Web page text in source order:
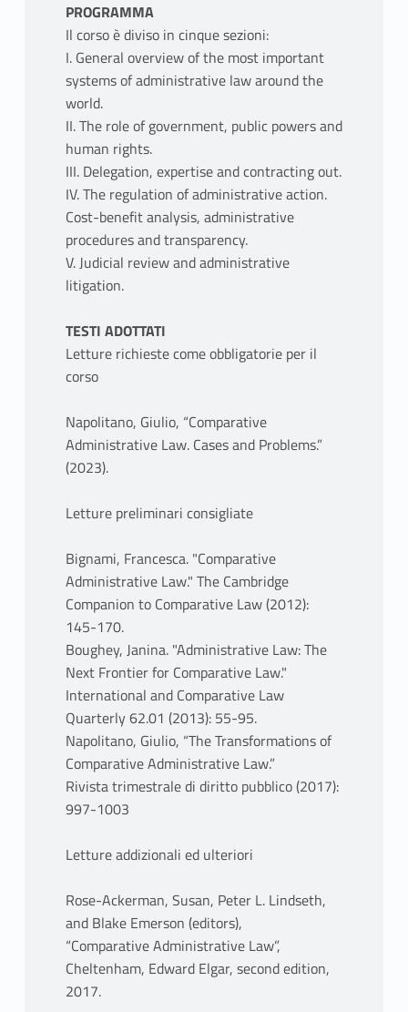
PROGRAMMA
Il corso è diviso in cinque sezioni:
I. General overview of the most important
systems of administrative law around the
world.
II. The role of government, public powers and
human rights.
III. Delegation, expertise and contracting out.
IV. The regulation of administrative action.
Cost-benefit analysis, administrative
procedures and transparency.
V. Judicial review and administrative
litigation.
TESTI ADOTTATI
Letture richieste come obbligatorie per il
corso
Napolitano, Giulio, “Comparative
Administrative Law. Cases and Problems.”
(2023).
Letture preliminari consigliate
Bignami, Francesca. "Comparative
Administrative Law." The Cambridge
Companion to Comparative Law (2012):
145-170.
Boughey, Janina. "Administrative Law: The
Next Frontier for Comparative Law."
International and Comparative Law
Quarterly 62.01 (2013): 55-95.
Napolitano, Giulio, “The Transformations of
Comparative Administrative Law.”
Rivista trimestrale di diritto pubblico (2017):
997-1003
Letture addizionali ed ulteriori
Rose-Ackerman, Susan, Peter L. Lindseth,
and Blake Emerson (editors),
“Comparative Administrative Law”,
Cheltenham, Edward Elgar, second edition,
2017.